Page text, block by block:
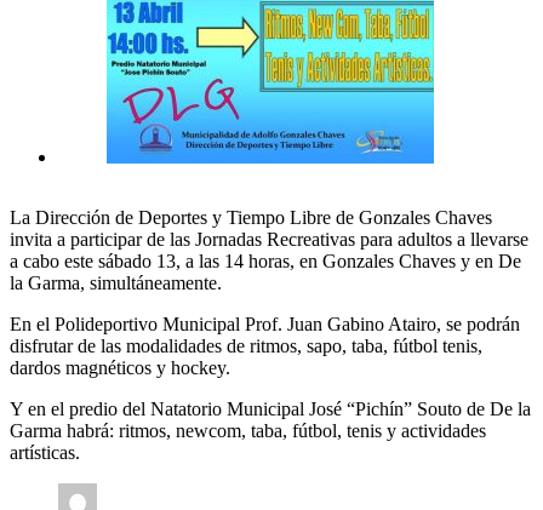
La Dirección de Deportes y Tiempo Libre de Gonzales Chaves
invita a participar de las Jornadas Recreativas para adultos a llevarse
a cabo este sábado 13, a las 14 horas, en Gonzales Chaves y en De
la Garma, simultáneamente.
En el Polideportivo Municipal Prof. Juan Gabino Atairo, se podrán
disfrutar de las modalidades de ritmos, sapo, taba, fútbol tenis,
dardos magnéticos y hockey.
Y en el predio del Natatorio Municipal José “Pichín” Souto de De la
Garma habrá: ritmos, newcom, taba, fútbol, tenis y actividades
artísticas.